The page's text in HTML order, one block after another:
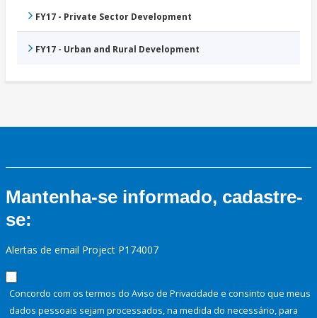
FY17 - Private Sector Development
FY17 - Urban and Rural Development
Mantenha-se informado, cadastre-
se:
Alertas de email Project P174007
Concordo com os termos do Aviso de Privacidade e consinto que meus
dados pessoais sejam processados, na medida do necessário, para